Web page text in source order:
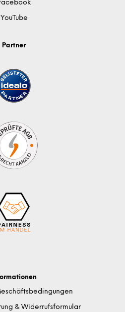
YouTube
Partner
& Widerrufsformular